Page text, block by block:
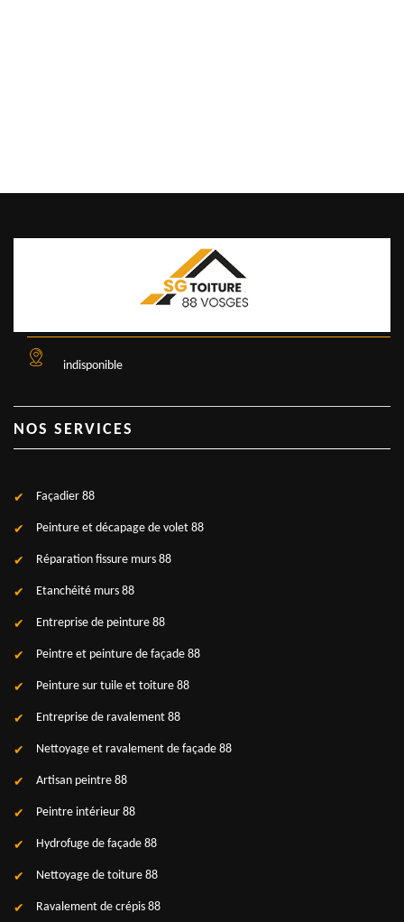
indisponible
NOS SERVICES
Façadier 88
Peinture et décapage de volet 88
Réparation fissure murs 88
Etanchéité murs 88
Entreprise de peinture 88
Peintre et peinture de façade 88
Peinture sur tuile et toiture 88
Entreprise de ravalement 88
Nettoyage et ravalement de façade 88
Artisan peintre 88
Peintre intérieur 88
Hydrofuge de façade 88
Nettoyage de toiture 88
Ravalement de crépis 88